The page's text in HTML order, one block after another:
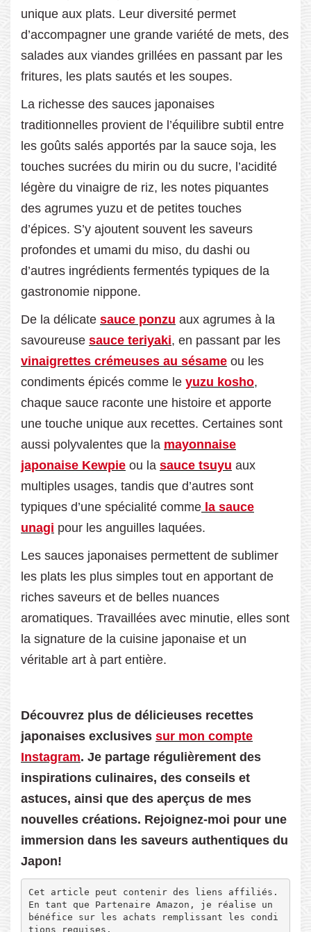
unique aux plats. Leur diversité permet
d’accompagner une grande variété de mets, des
salades aux viandes grillées en passant par les
fritures, les plats sautés et les soupes.
La richesse des sauces japonaises
traditionnelles provient de l’équilibre subtil entre
les goûts salés apportés par la sauce soja, les
touches sucrées du mirin ou du sucre, l’acidité
légère du vinaigre de riz, les notes piquantes
des agrumes yuzu et de petites touches
d’épices. S’y ajoutent souvent les saveurs
profondes et umami du miso, du dashi ou
d’autres ingrédients fermentés typiques de la
gastronomie nippone.
De la délicate sauce ponzu aux agrumes à la
savoureuse sauce teriyaki, en passant par les
vinaigrettes crémeuses au sésame ou les
condiments épicés comme le yuzu kosho,
chaque sauce raconte une histoire et apporte
une touche unique aux recettes. Certaines sont
aussi polyvalentes que la mayonnaise
japonaise Kewpie ou la sauce tsuyu aux
multiples usages, tandis que d’autres sont
typiques d’une spécialité comme la sauce
unagi pour les anguilles laquées.
Les sauces japonaises permettent de sublimer
les plats les plus simples tout en apportant de
riches saveurs et de belles nuances
aromatiques. Travaillées avec minutie, elles sont
la signature de la cuisine japonaise et un
véritable art à part entière.
Découvrez plus de délicieuses recettes
japonaises exclusives sur mon compte
Instagram. Je partage régulièrement des
inspirations culinaires, des conseils et
astuces, ainsi que des aperçus de mes
nouvelles créations. Rejoignez-moi pour une
immersion dans les saveurs authentiques du
Japon!
Cet article peut contenir des liens affiliés.
En tant que Partenaire Amazon, je réalise un
bénéfice sur les achats remplissant les condi
tions requises.